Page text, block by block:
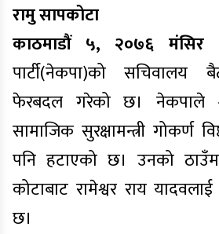
रामु सापकोटा
काठमाडौं ५, २०७६ मंसिर
पार्टी(नेकपा)को सचिवालय
फेरबदल गरेको छ। नेकपाले
सामाजिक सुरक्षामन्त्री गोकर्ण
पनि हटाएको छ। उनको
कोटाबाट रामेश्वर राय यादवलाई
छ।